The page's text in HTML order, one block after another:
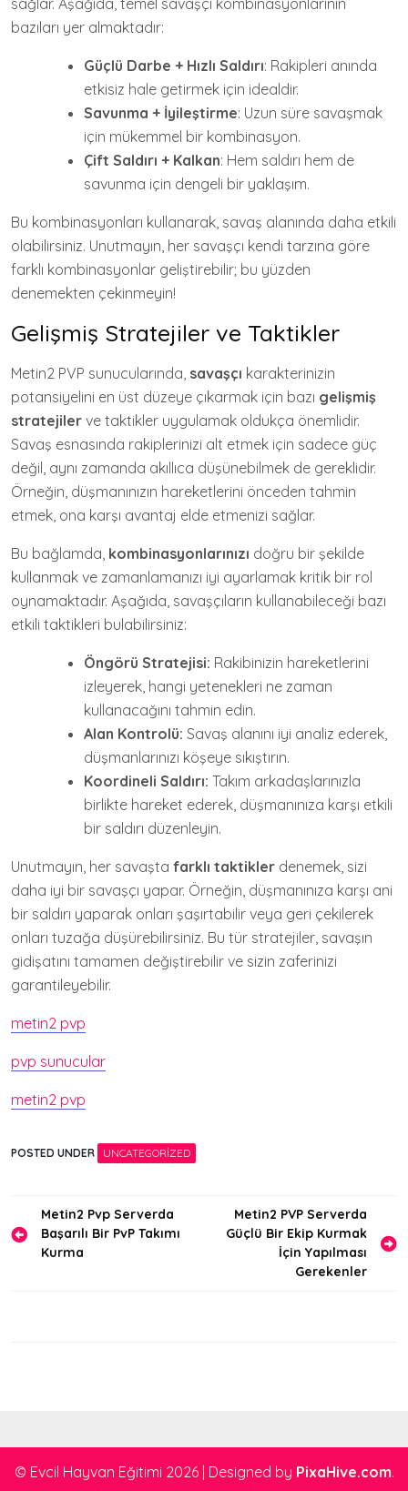
sağlar. Aşağıda, temel savaşçı kombinasyonlarının
bazıları yer almaktadır:
Güçlü Darbe + Hızlı Saldırı: Rakipleri anında
etkisiz hale getirmek için idealdir.
Savunma + İyileştirme: Uzun süre savaşmak
için mükemmel bir kombinasyon.
Çift Saldırı + Kalkan: Hem saldırı hem de
savunma için dengeli bir yaklaşım.
Bu kombinasyonları kullanarak, savaş alanında daha etkili
olabilirsiniz. Unutmayın, her savaşçı kendi tarzına göre
farklı kombinasyonlar geliştirebilir; bu yüzden
denemekten çekinmeyin!
Gelişmiş Stratejiler ve Taktikler
Metin2 PVP sunucularında, savaşçı karakterinizin
potansiyelini en üst düzeye çıkarmak için bazı gelişmiş
stratejiler ve taktikler uygulamak oldukça önemlidir.
Savaş esnasında rakiplerinizi alt etmek için sadece güç
değil, aynı zamanda akıllıca düşünebilmek de gereklidir.
Örneğin, düşmanınızın hareketlerini önceden tahmin
etmek, ona karşı avantaj elde etmenizi sağlar.
Bu bağlamda, kombinasyonlarınızı doğru bir şekilde
kullanmak ve zamanlamanızı iyi ayarlamak kritik bir rol
oynamaktadır. Aşağıda, savaşçıların kullanabileceği bazı
etkili taktikleri bulabilirsiniz:
Öngörü Stratejisi: Rakibinizin hareketlerini
izleyerek, hangi yetenekleri ne zaman
kullanacağını tahmin edin.
Alan Kontrolü: Savaş alanını iyi analiz ederek,
düşmanlarınızı köşeye sıkıştırın.
Koordineli Saldırı: Takım arkadaşlarınızla
birlikte hareket ederek, düşmanınıza karşı etkili
bir saldırı düzenleyin.
Unutmayın, her savaşta farklı taktikler denemek, sizi
daha iyi bir savaşçı yapar. Örneğin, düşmanınıza karşı ani
bir saldırı yaparak onları şaşırtabilir veya geri çekilerek
onları tuzağa düşürebilirsiniz. Bu tür stratejiler, savaşın
gidişatını tamamen değiştirebilir ve sizin zaferinizi
garantileyebilir.
metin2 pvp
pvp sunucular
metin2 pvp
POSTED UNDER UNCATEGORIZED
Yazı
gezinmesi
Metin2 Pvp Serverda
Başarılı Bir PvP Takımı
Kurma
Metin2 PVP Serverda
Güçlü Bir Ekip Kurmak
İçin Yapılması
Gerekenler
© Evcil Hayvan Eğitimi 2026 Designed by PixaHive.com.